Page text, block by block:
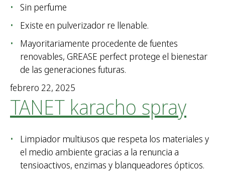
Sin perfume
Existe en pulverizador re llenable.
Mayoritariamente procedente de fuentes
renovables, GREASE perfect protege el bienestar
de las generaciones futuras.
febrero 22, 2025
TANET karacho spray
Limpiador multiusos que respeta los materiales y
el medio ambiente gracias a la renuncia a
tensioactivos, enzimas y blanqueadores ópticos.